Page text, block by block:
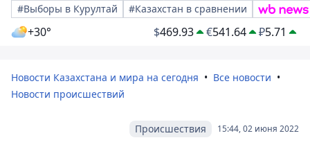
#Выборы в Курултай
#Казахстан в сравнении
+30° $469.93 €541.64 ₽5.71
Новости Казахстана и мира на сегодня
Все новости
Новости происшествий
15:44, 02 июня 2022
Происшествия